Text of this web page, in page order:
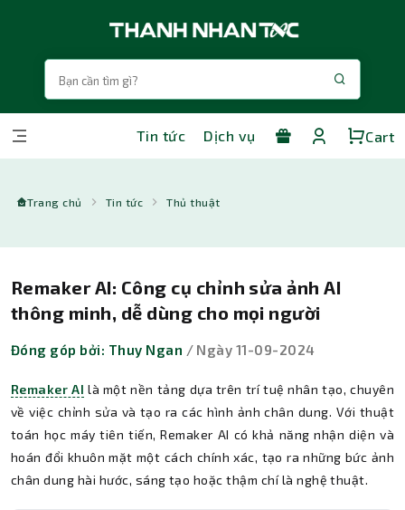
Tin tức Dịch vụ Cart
Trang chủ Tin tức Thủ thuật
Remaker AI: Công cụ chỉnh sửa ảnh AI
thông minh, dễ dùng cho mọi người
Đóng góp bởi: Thuy Ngan / Ngày 11-09-2024
Remaker AI là một nền tảng dựa trên trí tuệ nhân tạo, chuyên
về việc chỉnh sửa và tạo ra các hình ảnh chân dung. Với thuật
toán học máy tiên tiến, Remaker AI có khả năng nhận diện và
hoán đổi khuôn mặt một cách chính xác, tạo ra những bức ảnh
chân dung hài hước, sáng tạo hoặc thậm chí là nghệ thuật.